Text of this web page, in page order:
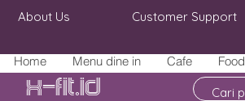
Home Menu dine in Cafe Food
About Us
Customer Support
X-fit.id